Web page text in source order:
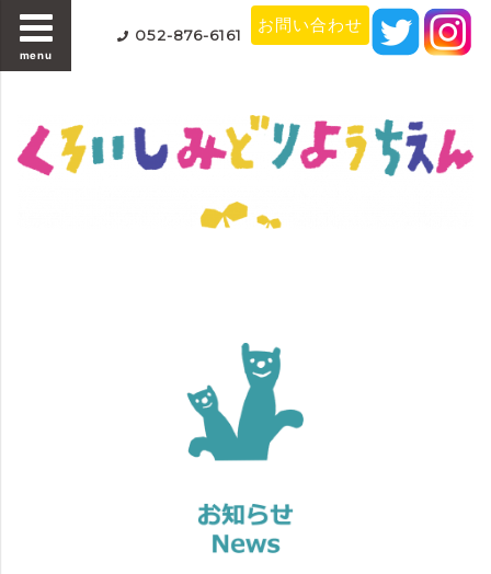
menu
052-876-6161 お問い合わせ